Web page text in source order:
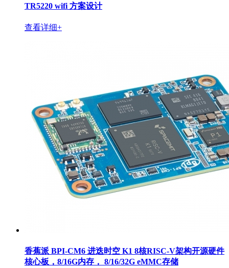
TR5220 wifi 方案设计
查看详细+
香蕉派 BPI-CM6 进迭时空 K1 8核RISC-V架构开源硬件
核心板，8/16G内存， 8/16/32G eMMC存储